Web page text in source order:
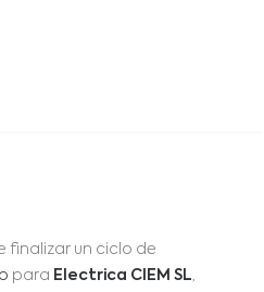
finalizar un ciclo de
para Electrica CIEM SL,